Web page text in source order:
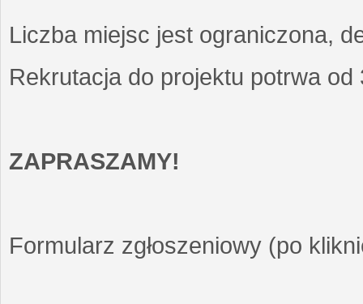
Liczba miejsc jest ograniczona,
Rekrutacja do projektu potrwa
ZAPRASZAMY!
Formularz zgłoszeniowy (po